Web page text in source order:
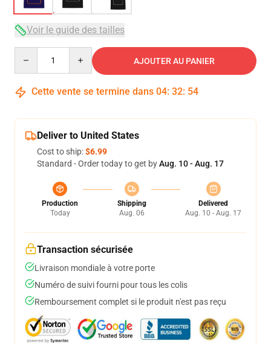
Voir le guide des tailles
AJOUTER AU PANIER
Cette vente se termine dans 04: 32: 54
Deliver to United States
Cost to ship:$6.99
Standard - Order today to get byAug. 10 - Aug. 17
Production
Today
Shipping
Aug. 06
Delivered
Aug. 10 - Aug. 17
Transaction sécurisée
Livraison mondiale à votre porte
Numéro de suivi fourni pour tous les colis
Remboursement complet si le produit n'est pas reçu